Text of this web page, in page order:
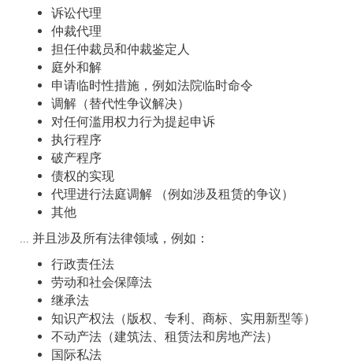
诉讼代理
仲裁代理
担任仲裁员和仲裁鉴定人
庭外和解
申请临时性措施，例如法院临时命令
调解（替代性争议解决）
对任何滥用权力行为提起申诉
执行程序
破产程序
债权的实现
代理进行法庭调解 （例如涉及租赁的争议）
其他
... 并且涉及所有法律领域，例如：
行政责任法
劳动和社会保障法
继承法
知识产权法（版权、专利、商标、实用新型等）
不动产法（建筑法、租赁法和房地产法）
国际私法